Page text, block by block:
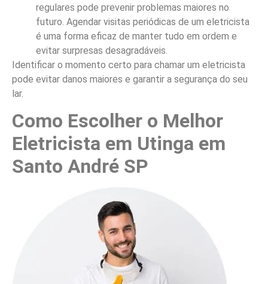
regulares pode prevenir problemas maiores no
futuro. Agendar visitas periódicas de um eletricista
é uma forma eficaz de manter tudo em ordem e
evitar surpresas desagradáveis.
Identificar o momento certo para chamar um eletricista
pode evitar danos maiores e garantir a segurança do seu
lar.
Como Escolher o Melhor
Eletricista em Utinga em
Santo André SP